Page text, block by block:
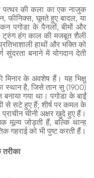
पत्थर की कला का एक नाजुक
फीनिक्स, घूमते हुए बादल, या
पगोडा के पैनलों, बीमों और
ट्रुंग हंग काल की मजबूत शैली
हाथों और भक्ति को
सुंदरता बनाने में योगदान देती
मिनार के अवशेष हैं। यह भिक्षु
स्थान है, जिसे तान सु (1900)
गया था। पगोडा के बाईं
से सटे हुए हैं; शीर्ष पर कमल के
चीनी अक्षर खुदे हुए हैं।
मूल्य जोड़ती हैं, बल्कि थान्ह
गहराई को भी पुष्ट करती हैं।